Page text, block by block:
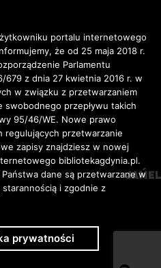
czcionka
czcionka
czcionka
ZWIĘKSZ
ODSTĘPY
W
portalu internetowego
że od 25 maja 2018 r.
Parlamentu
679 z dnia 27 kwietnia 2016 r. w
w związku z przetwarzaniem
przepływu takich
95/46/WE. Nowe prawo
regulujących przetwarzanie
zapisy znajdziesz w nowej
bibliotekagdynia.pl.
dane są przetwarzane w
i zgodnie z
prywatności